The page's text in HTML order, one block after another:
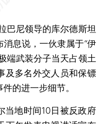
尼领导的库尔德斯坦
息说，一伙隶属于“伊
端武装分子当天占领土
及多名外交人员和保镖
的进一步细节。
地时间10日被反政府